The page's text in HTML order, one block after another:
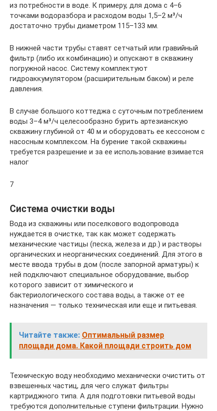
из потребности в воде. К примеру, для дома с 4–6
точками водоразбора и расходом воды 1,5–2 м³/ч
достаточно трубы диаметром 115–133 мм.
В нижней части трубы ставят сетчатый или гравийный
фильтр (либо их комбинацию) и опускают в скважину
погружной насос. Систему комплектуют
гидроаккумулятором (расширительным баком) и реле
давления.
В случае большого коттеджа с суточным потреблением
воды 3–4 м³/ч целесообразно бурить артезианскую
скважину глубиной от 40 м и оборудовать ее кессоном с
насосным комплексом. На бурение такой скважины
требуется разрешение и за ее использование взимается
налог
7
Система очистки воды
Вода из скважины или поселкового водопровода
нуждается в очистке, так как может содержать
механические частицы (песка, железа и др.) и растворы
органических и неорганических соединений. Для этого в
месте ввода трубы в дом (после запорной арматуры) к
ней подключают специальное оборудование, выбор
которого зависит от химического и
бактериологического состава воды, а также от ее
назначения — только техническая или еще и питьевая.
Читайте также: Оптимальный размер
площади дома. Какой площади строить дом
Техническую воду необходимо механически очистить от
взвешенных частиц, для чего служат фильтры
картриджного типа. А для подготовки питьевой воды
требуются дополнительные ступени фильтрации. Нужно